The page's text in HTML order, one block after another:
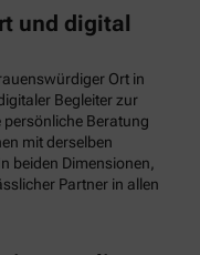
und digital
Ort in
Begleiter zur
Beratung
mit derselben
beiden Dimensionen,
Partner in allen